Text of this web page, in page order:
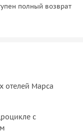
полный возврат
отелей Марса
с